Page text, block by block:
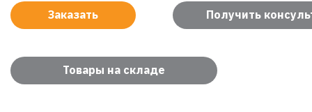
Заказать Получить
Товары на складе